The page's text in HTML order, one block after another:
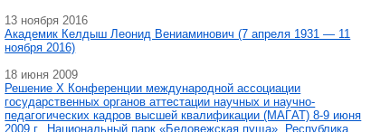
13 ноября 2016
Академик Келдыш Леонид Вениаминович (7 апреля 1931 — 11
ноября 2016)
18 июня 2009
Решение X Конференции международной ассоциации
государственных органов аттестации научных и научно-
педагогических кадров высшей квалификации (МАГAT) 8-9 июня
2009 г., Национальный парк «Беловежская пуща», Республика